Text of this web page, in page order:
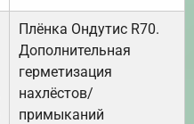
Плёнка Ондутис R70.
Дополнительная
герметизация
нахлёстов/
примыканий